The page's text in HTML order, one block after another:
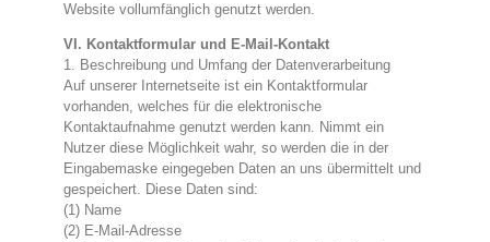
Website vollumfänglich genutzt werden.
VI. Kontaktformular und E-Mail-Kontakt
1. Beschreibung und Umfang der Datenverarbeitung
Auf unserer Internetseite ist ein Kontaktformular
vorhanden, welches für die elektronische
Kontaktaufnahme genutzt werden kann. Nimmt ein
Nutzer diese Möglichkeit wahr, so werden die in der
Eingabemaske eingegeben Daten an uns übermittelt und
gespeichert. Diese Daten sind:
(1) Name
(2) E-Mail-Adresse